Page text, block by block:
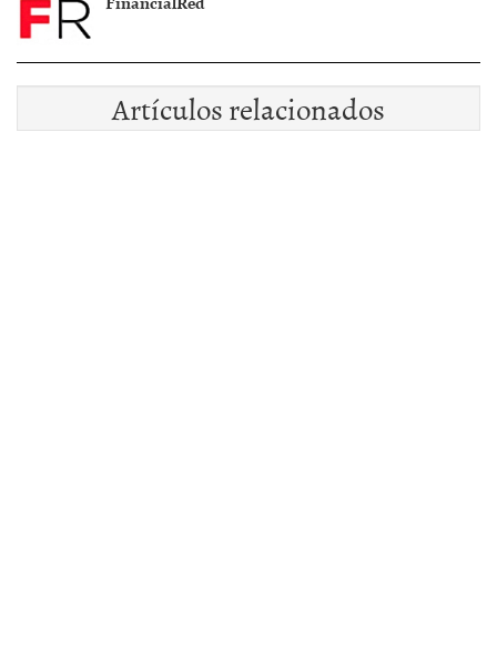
Artículos relacionados